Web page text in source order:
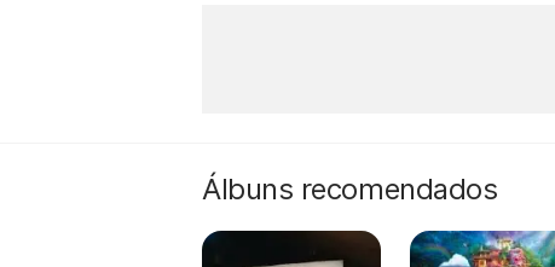
Álbuns recomendados